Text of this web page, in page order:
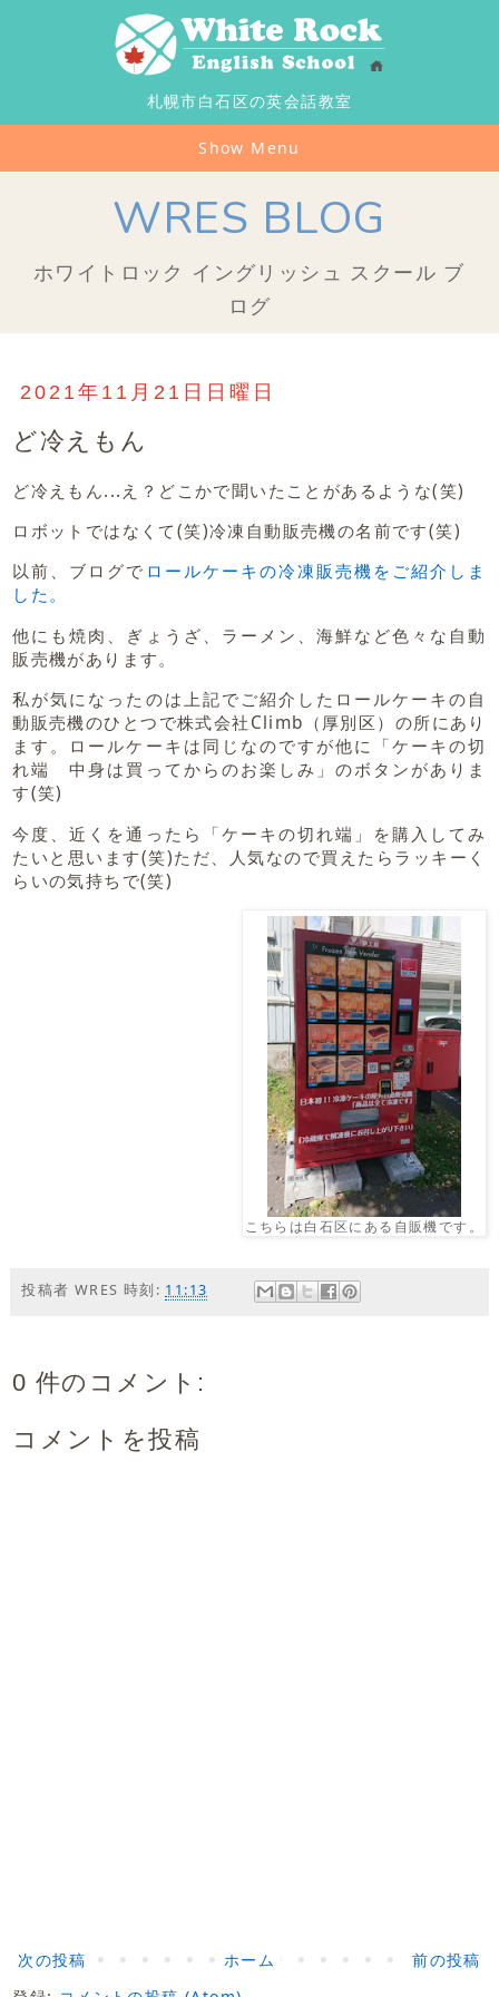
札幌市白石区の英会話教室
Show Menu
WRES BLOG
ホワイトロック イングリッシュ スクール ブ
ログ
2021年11月21日日曜日
ど冷えもん
ど冷えもん...え？どこかで聞いたことがあるような(笑)
ロボットではなくて(笑)冷凍自動販売機の名前です(笑)
以前、ブログで ロールケーキの冷凍販売機をご紹介しま
した。
他にも焼肉、ぎょうざ、ラーメン、海鮮など色々な自動
販売機があります。
私が気になったのは上記でご紹介したロールケーキの自
動販売機のひとつで株式会社Climb（厚別区）の所にあり
ます。ロールケーキは同じなのですが他に「ケーキの切
れ端 中身は買ってからのお楽しみ」のボタンがありま
す(笑)
今度、近くを通ったら「ケーキの切れ端」を購入してみ
たいと思います(笑)ただ、人気なので買えたらラッキーく
らいの気持ちで(笑)
こちらは白石区にある自販機です。
投稿者 WRES 時刻: 11:13
0 件のコメント:
コメントを投稿
次の投稿 前の投稿
ホーム